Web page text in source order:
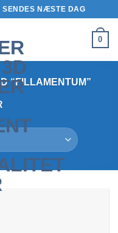
SENDES NÆSTE DAG
0
“FILLAMENTUM”